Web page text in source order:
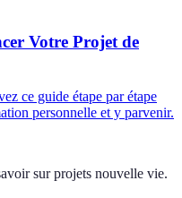
Votre Projet de
ce guide étape par étape
personnelle et y parvenir.
sur projets nouvelle vie.